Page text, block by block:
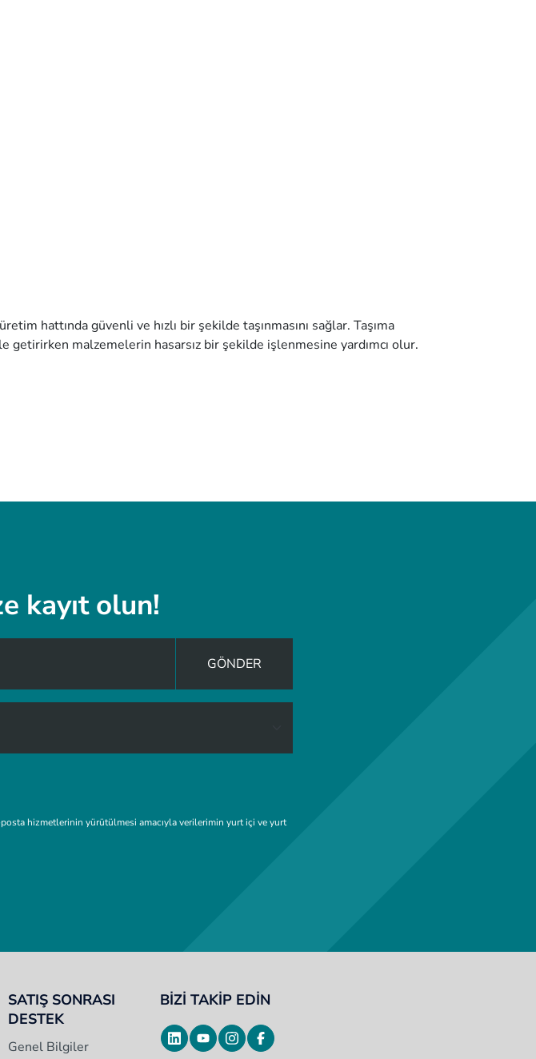
hattında güvenli ve hızlı bir şekilde taşınmasını sağlar. Taşıma
getirirken malzemelerin hasarsız bir şekilde işlenmesine yardımcı olur.
kayıt olun!
GÖNDER
hizmetlerinin yürütülmesi amacıyla verilerimin yurt içi ve yurt
SATIŞ SONRASI
DESTEK
Genel Bilgiler
BİZİ TAKİP EDİN